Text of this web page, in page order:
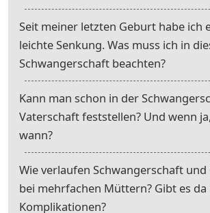
Seit meiner letzten Geburt habe ich
leichte Senkung. Was muss ich in
Schwangerschaft beachten?
Kann man schon in der
Vaterschaft feststellen? Und wenn
wann?
Wie verlaufen Schwangerschaft
bei mehrfachen Müttern? Gibt es
Komplikationen?